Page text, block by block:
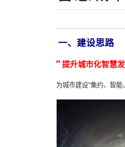
一、建设思路
“提升城市化智慧
为城市建设“集约、智